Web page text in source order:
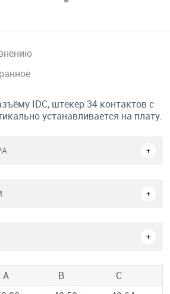
IDC, штекер 34 контактов с
устанавливается на плату.
A B
C